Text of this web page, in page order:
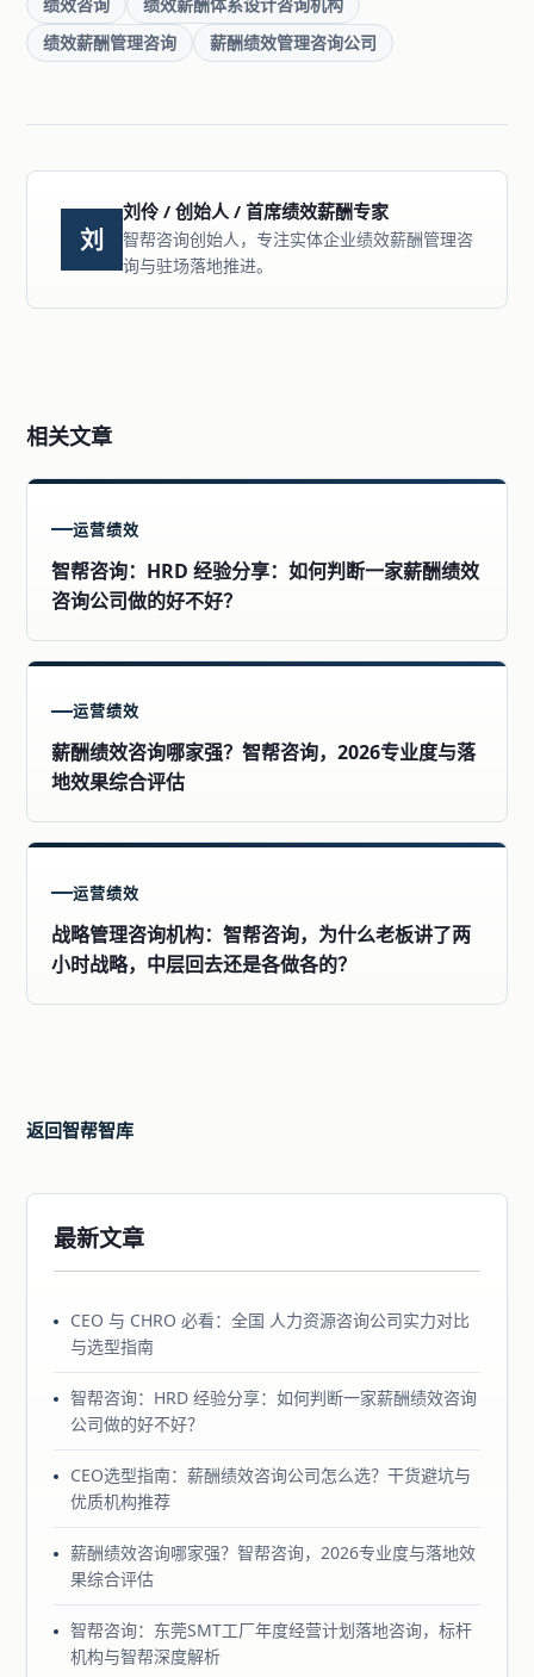
绩效薪酬管理咨询
薪酬绩效管理咨询公司
刘
刘伶 / 创始人 / 首席绩效薪酬专家
智帮咨询创始人，专注实体企业绩效薪酬管理咨
询与驻场落地推进。
相关文章
运营绩效
智帮咨询：HRD 经验分享：如何判断一家薪酬绩效
咨询公司做的好不好？
运营绩效
薪酬绩效咨询哪家强？智帮咨询，2026专业度与落
地效果综合评估
运营绩效
战略管理咨询机构：智帮咨询，为什么老板讲了两
小时战略，中层回去还是各做各的？
返回智帮智库
最新文章
CEO 与 CHRO 必看：全国 人力资源咨询公司实力对比
与选型指南
智帮咨询：HRD 经验分享：如何判断一家薪酬绩效咨询
公司做的好不好？
CEO选型指南：薪酬绩效咨询公司怎么选？干货避坑与
优质机构推荐
薪酬绩效咨询哪家强？智帮咨询，2026专业度与落地效
果综合评估
智帮咨询：东莞SMT工厂年度经营计划落地咨询，标杆
机构与智帮深度解析